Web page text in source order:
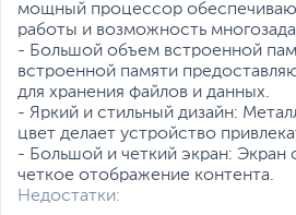
Вес
Вес с упаковкой 0.4
Заводские данные
Срок гарантии (мес.) 12
Ссылка на сайт
производителя
Если вы заметили ошибку или неточность в
пожалуйста, выделите текст с ошибкой и
мощный процессор
работы и возможность
- Большой объем встроенной
встроенной памяти
для хранения файлов и данных.
- Яркий и стильный дизайн:
цвет делает устройство
- Большой и четкий экран: Экран
четкое отображение контента.
Недостатки: